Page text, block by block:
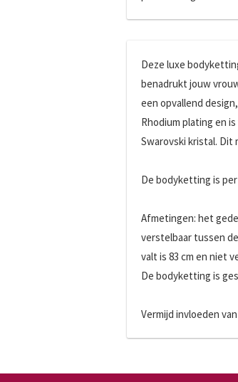
Deze luxe
benadrukt jouw
een opvallend
Rhodium plating en
Swarovski kristal. Dit
De bodyketting is
Afmetingen: het
verstelbaar tussen
valt is 83 cm en niet
De bodyketting is
Vermijd invloeden